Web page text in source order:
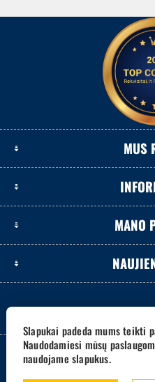
MUS
MANO
Slapukai padeda mums teikti
Naudodamiesi mūsų
naudojame slapukus.